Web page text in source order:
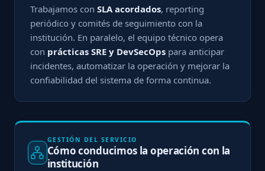
Trabajamos con SLA acordados, reporting
periódico y comités de seguimiento con la
institución. En paralelo, el equipo técnico opera
con prácticas SRE y DevSecOps para anticipar
incidentes, automatizar la operación y mejorar la
confiabilidad del sistema de forma continua.
GESTIÓN DEL SERVICIO
Cómo conducimos la operación con la
institución